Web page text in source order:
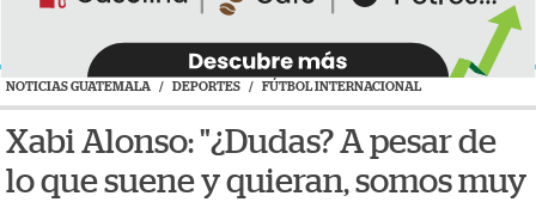
NOTICIAS GUATEMALA / DEPORTES / FÚTBOL INTERNACIONAL
Xabi Alonso: "¿Dudas? A pesar de
lo que suene y quieran, somos muy